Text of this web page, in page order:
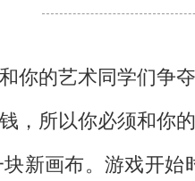
你的艺术同学们争
，所以你必须和你
新画布。游戏开